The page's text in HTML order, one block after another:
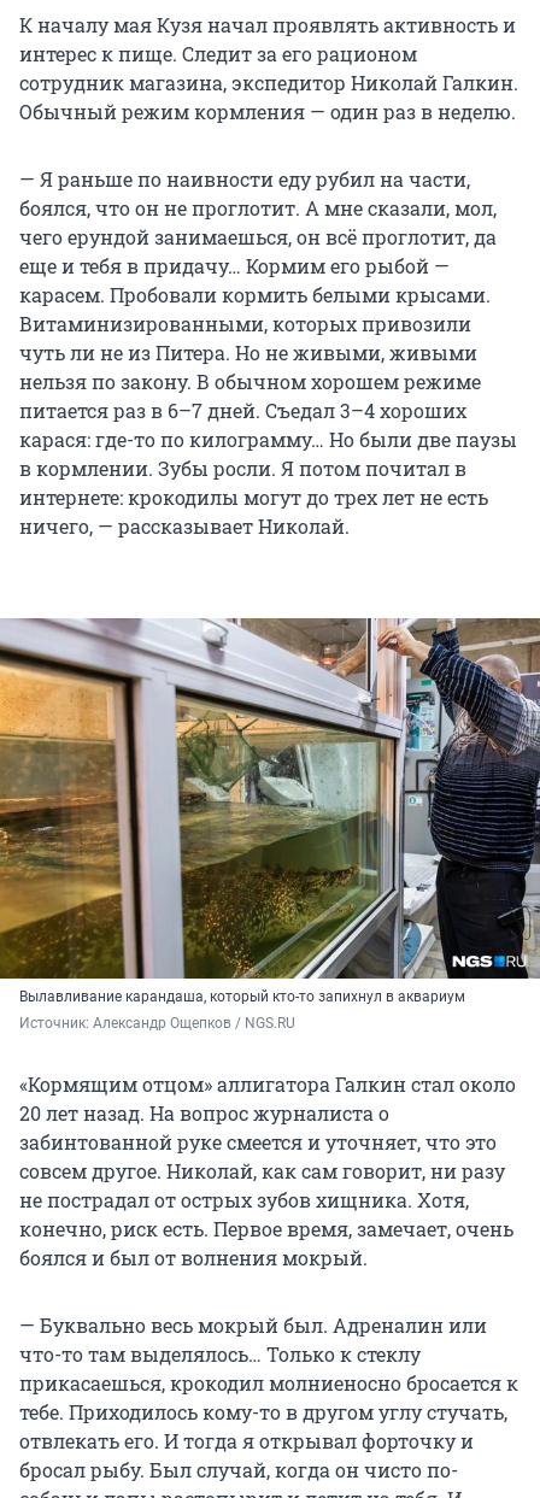
К началу мая Кузя начал проявлять активность и
интерес к пище. Следит за его рационом
сотрудник магазина, экспедитор Николай Галкин.
Обычный режим кормления — один раз в неделю.
— Я раньше по наивности еду рубил на части,
боялся, что он не проглотит. А мне сказали, мол,
чего ерундой занимаешься, он всё проглотит, да
еще и тебя в придачу… Кормим его рыбой —
карасем. Пробовали кормить белыми крысами.
Витаминизированными, которых привозили
чуть ли не из Питера. Но не живыми, живыми
нельзя по закону. В обычном хорошем режиме
питается раз в 6–7 дней. Съедал 3–4 хороших
карася: где-то по килограмму… Но были две паузы
в кормлении. Зубы росли. Я потом почитал в
интернете: крокодилы могут до трех лет не есть
ничего, — рассказывает Николай.
Вылавливание карандаша, который кто-то запихнул в аквариум
Источник: Александр Ощепков / NGS.RU
«Кормящим отцом» аллигатора Галкин стал около
20 лет назад. На вопрос журналиста о
забинтованной руке смеется и уточняет, что это
совсем другое. Николай, как сам говорит, ни разу
не пострадал от острых зубов хищника. Хотя,
конечно, риск есть. Первое время, замечает, очень
боялся и был от волнения мокрый.
— Буквально весь мокрый был. Адреналин или
что-то там выделялось… Только к стеклу
прикасаешься, крокодил молниеносно бросается к
тебе. Приходилось кому-то в другом углу стучать,
отвлекать его. И тогда я открывал форточку и
бросал рыбу. Был случай, когда он чисто по-